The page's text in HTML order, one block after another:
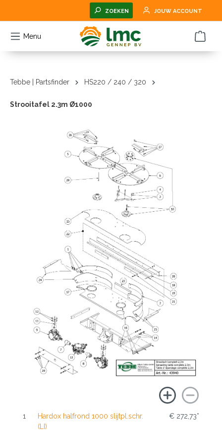
ZOEKEN JOUW ACCOUNT
Menu
Tebbe | Partsfinder HS220 / 240 / 320
Strooitafel 2.3m Ø1000
1
Hardox halfrond 1000 slijtpl.schr.
(LI)
€ 272,73*